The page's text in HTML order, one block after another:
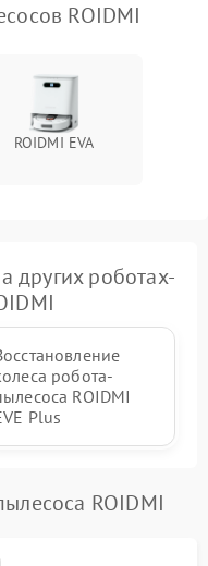
ROIDMI
ROIDMI EVA
других роботах-
робота-
ROIDMI
Plus
ROIDMI